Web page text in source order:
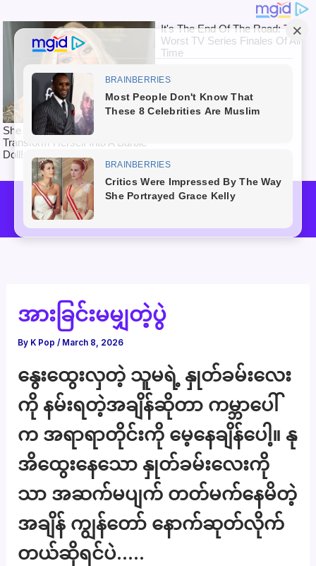
content
အားခြင်းမမျှတဲ့ပွဲ
By K Pop/ March 8, 2026
နွေးထွေးလှတဲ့ သူမရဲ့ နှုတ်ခမ်းလေး
ကို နမ်းရတဲ့အချိန်ဆိုတာ ကမ္ဘာပေါ်
က အရာရာတိုင်းကို မေ့နေချိန်ပေါ့။ နု
အိထွေးနေသော နှုတ်ခမ်းလေးကို
သာ အဆက်မပျက် တတ်မက်နေမိတဲ့
အချိန် ကျွန်တော် နောက်ဆုတ်လိုက်
တယ်ဆိုရင်ပဲ…..